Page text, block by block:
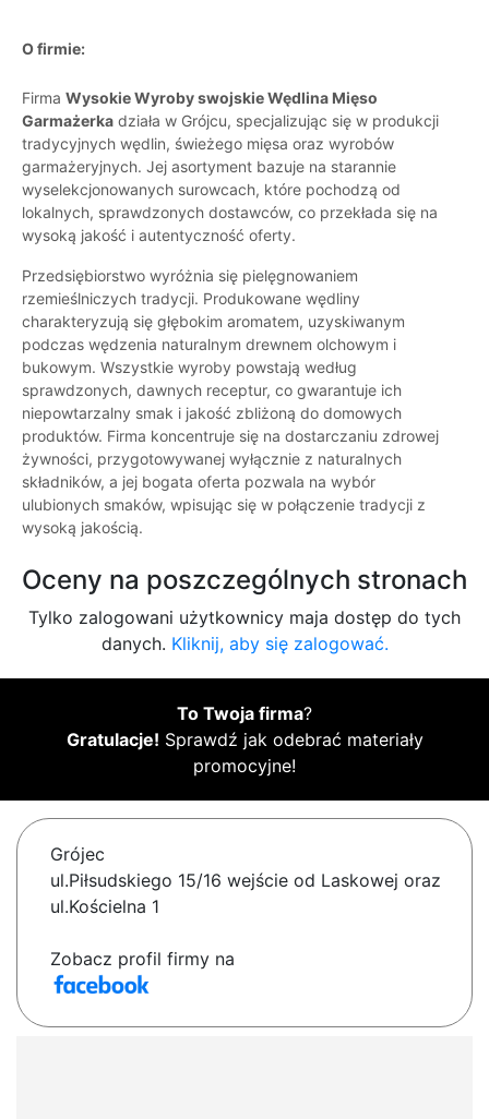
O firmie:
Firma Wysokie Wyroby swojskie Wędlina Mięso
Garmażerka działa w Grójcu, specjalizując się w produkcji
tradycyjnych wędlin, świeżego mięsa oraz wyrobów
garmażeryjnych. Jej asortyment bazuje na starannie
wyselekcjonowanych surowcach, które pochodzą od
lokalnych, sprawdzonych dostawców, co przekłada się na
wysoką jakość i autentyczność oferty.
Przedsiębiorstwo wyróżnia się pielęgnowaniem
rzemieślniczych tradycji. Produkowane wędliny
charakteryzują się głębokim aromatem, uzyskiwanym
podczas wędzenia naturalnym drewnem olchowym i
bukowym. Wszystkie wyroby powstają według
sprawdzonych, dawnych receptur, co gwarantuje ich
niepowtarzalny smak i jakość zbliżoną do domowych
produktów. Firma koncentruje się na dostarczaniu zdrowej
żywności, przygotowywanej wyłącznie z naturalnych
składników, a jej bogata oferta pozwala na wybór
ulubionych smaków, wpisując się w połączenie tradycji z
wysoką jakością.
Oceny na poszczególnych stronach
Tylko zalogowani użytkownicy maja dostęp do tych
danych. Kliknij, aby się zalogować.
To Twoja firma?
Gratulacje! Sprawdź jak odebrać materiały
promocyjne!
Grójec
ul.Piłsudskiego 15/16 wejście od Laskowej oraz
ul.Kościelna 1
Zobacz profil firmy na